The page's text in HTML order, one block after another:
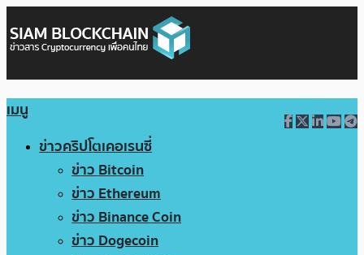
เมนู
ข่าวคริปโตเคอเรนซี่
ข่าว Bitcoin
ข่าว Ethereum
ข่าว Binance Coin
ข่าว Dogecoin